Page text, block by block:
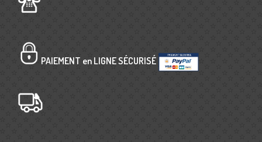
PAIEMENT en LIGNE SÉCURISÉ